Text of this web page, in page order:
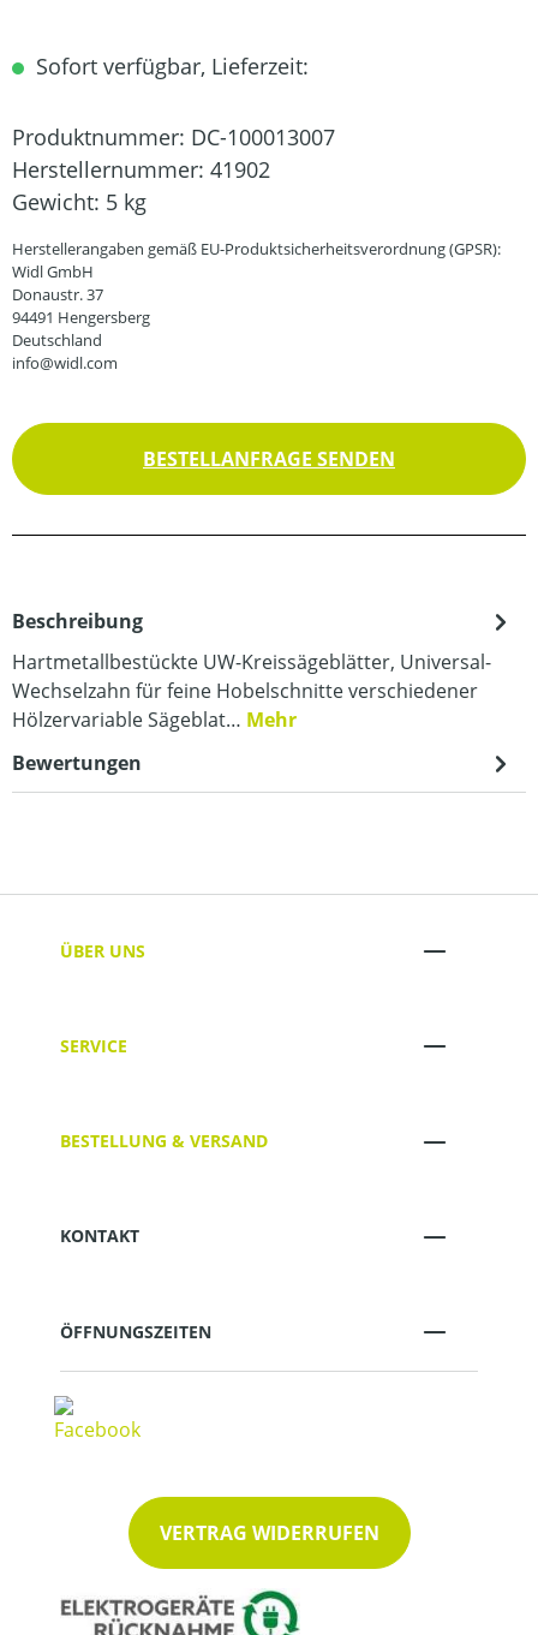
Sofort verfügbar, Lieferzeit:
Produktnummer: DC-100013007
Herstellernummer: 41902
Gewicht: 5 kg
Herstellerangaben gemäß EU-Produktsicherheitsverordnung (GPSR):
Widl GmbH
Donaustr. 37
94491 Hengersberg
Deutschland
info@widl.com
BESTELLANFRAGE SENDEN
Beschreibung
Hartmetallbestückte UW-Kreissägeblätter, Universal-
Wechselzahn für feine Hobelschnitte verschiedener
Hölzervariable Sägeblat… Mehr
Bewertungen
ÜBER UNS
SERVICE
BESTELLUNG & VERSAND
KONTAKT
ÖFFNUNGSZEITEN
VERTRAG WIDERRUFEN